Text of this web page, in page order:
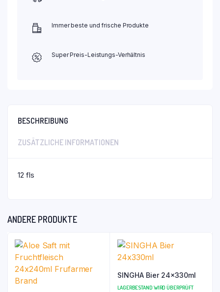
Immer beste und frische Produkte
Super Preis-Leistungs-Verhältnis
BESCHREIBUNG
ZUSÄTZLICHE INFORMATIONEN
12 fls
ANDERE PRODUKTE
SINGHA Bier 24x330ml
LAGERBESTAND WIRD ÜBERPRÜFT